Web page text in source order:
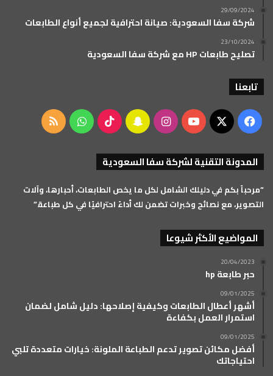
29/09/2024
شركة سفا السعودية: صيانة احترافية لجميع أنواع الطابعات
23/10/2024
تصليح طابعات HP مع شركة سفا السعودية
تابعنا
فيسبوك
‫X
‫YouTubeانستقرامسناب ‫TikTok واتساب ملخص
المدونة التقنية لشركة سفا السعودية
“مرحباً بكم في دليلك الشامل لكل ما يخص الطابعات، أحبارها، وآلات
التصوير، مع نصائح وخبرات تضمن لك أداءً احترافيًا في كل طباعة.”
المواضيع الأكثر شيوعا
20/04/2023
حبر طابعة hp
09/01/2025
أشهر أعطال الطابعات وكيفية إصلاحها: دليل شامل لضمان
استمرار العمل بكفاءة
09/01/2025
أفضل مكائن تصوير تدعم الطباعة الملونة: خيارات متعددة تلبي
احتياجاتك